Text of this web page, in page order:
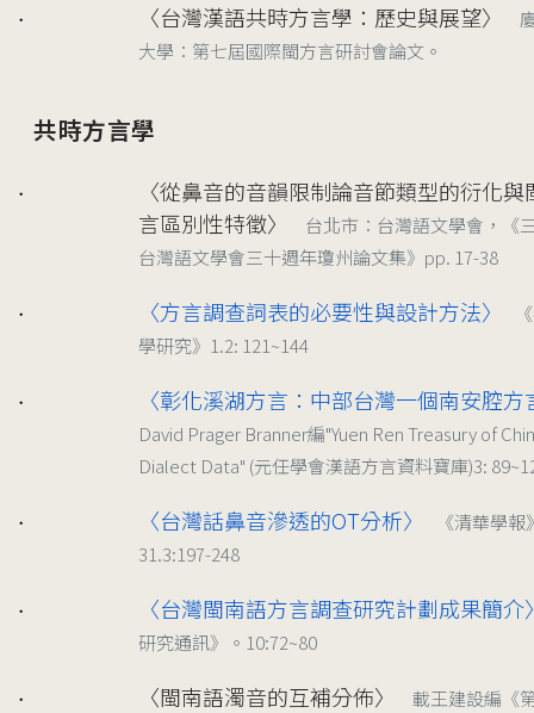
〈台灣漢語共時方言學：歷史與展望〉
大學：第七屆國際閩方言研討會論文。
共時方言學
〈從鼻音的音韻限制論音節類型的衍化與
言區別性特徵〉
台北市：台灣語文學會，《
台灣語文學會三十週年瓊州論文集》pp. 17-38
〈方言調查詞表的必要性與設計方法〉
學研究》1.2: 121~144
〈彰化溪湖方言：中部台灣一個南安腔方
David Prager Branner編"Yuen Ren Treasury of
Dialect Data" (元任學會漢語方言資料寶庫)3:
〈台灣話鼻音滲透的OT分析〉
《清華學報
31.3:197-248
〈台灣閩南語方言調查研究計劃成果簡介
研究通訊》。10:72~80
〈閩南語濁音的互補分佈〉
載王建設編《